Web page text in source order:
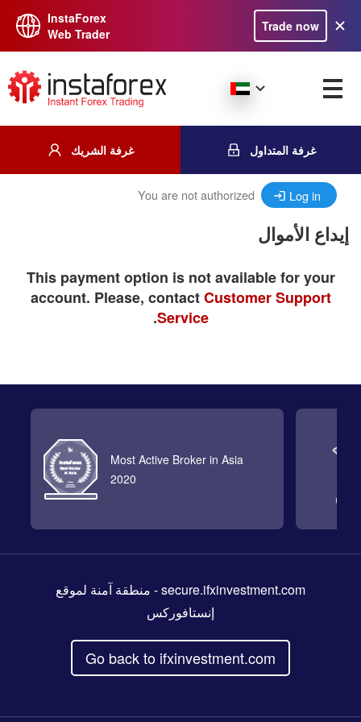
InstaForex
Web Trader
Trade now
غرفة الشريك غرفة المتداول
You are not authorized Log in
إيداع الأموال
This payment option is not available for your
account. Please, contactCustomer Support
Service
.
Most Active Broker in Asia
2020
secure.ifxinvestment.com- منطقة آمنة لموقع
إنستافوركس
Go back to ifxinvestment.com